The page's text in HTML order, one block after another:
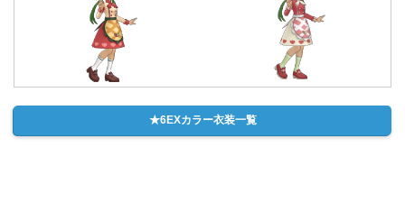
★6EXカラー衣装一覧